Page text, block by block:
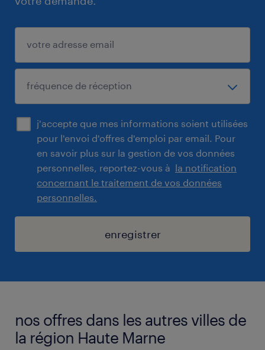
j'accepte que mes informations soient utilisées
pour l'envoi d'offres d'emploi par email. Pour
en savoir plus sur la gestion de vos données
personnelles, reportez-vous à la notification
concernant le traitement de vos données
personnelles.
enregistrer
nos offres dans les autres villes de
la région Haute Marne